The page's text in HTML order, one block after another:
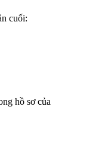
cuối:
hồ sơ của